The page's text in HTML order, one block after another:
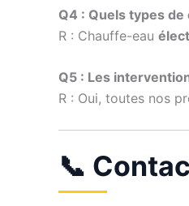
Q4 : Quels types
R : Chauffe-eau
Q5 : Les
R : Oui, toutes nos
📞